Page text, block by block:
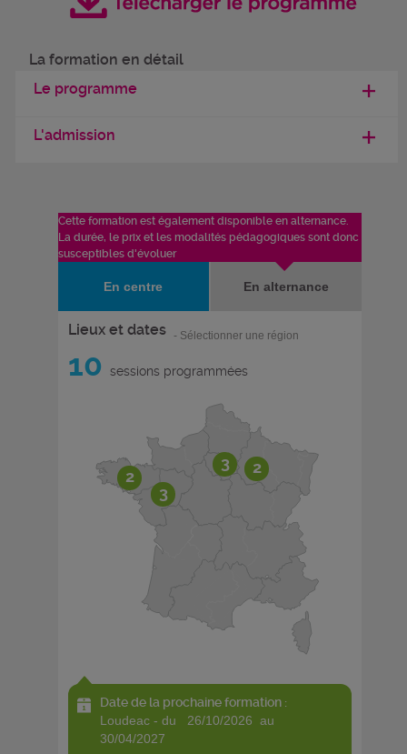
La formation en détail
Le programme
L'admission
Cette formation est également disponible en alternance.
La durée, le prix et les modalités pédagogiques sont donc
susceptibles d'évoluer
En centre En alternance
Lieux et dates - Sélectionner une région
10 sessions programmées
2 2
3
3
Date de la prochaine formation :
loudeac - du 26/10/2026 au
30/04/2027